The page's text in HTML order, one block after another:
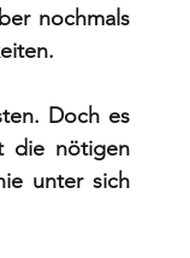
nochmals
Doch es
die nötigen
unter sich